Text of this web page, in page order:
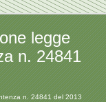
legge
n. 24841
n. 24841 del 2013